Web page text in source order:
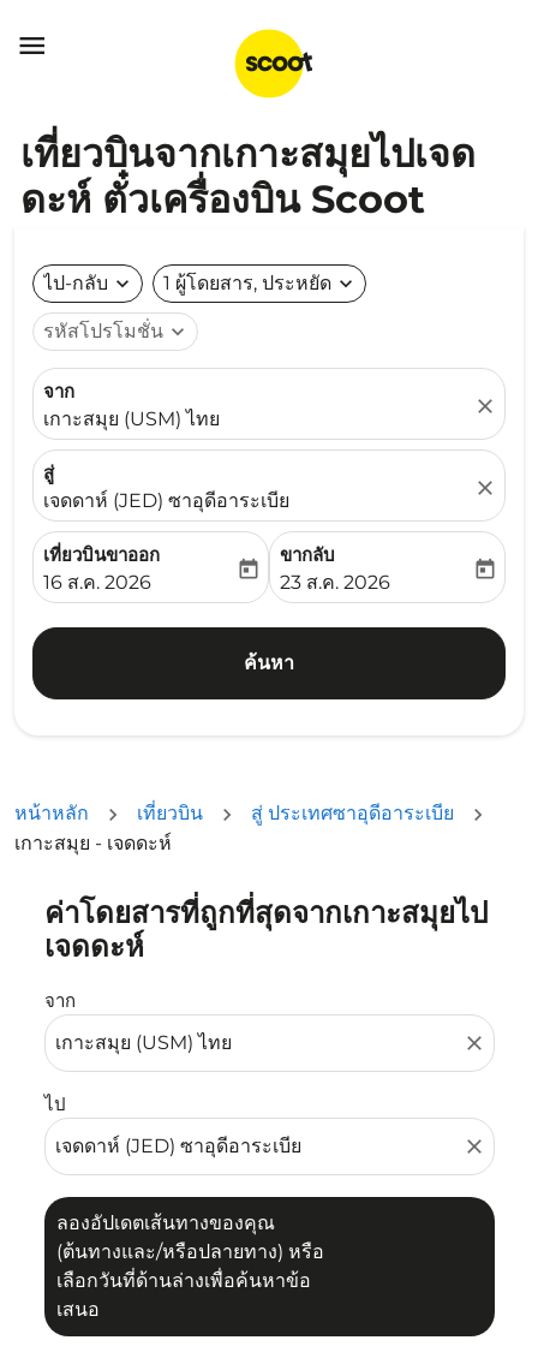

เที่ยวบินจากเกาะสมุยไปเจด
ดะห์ ตั๋วเครื่องบิน Scoot
ไป-กลับ expand_more 1 ผู้โดยสาร, ประหยัด expand_more
รหัสโปรโมชั่น expand_more
จาก
เกาะสมุย (USM) ไทย
close
สู่
เจดดาห์ (JED) ซาอุดีอาระเบีย
close
เที่ยวบินขาออก
fc-booking-departure-date-aria-label
16 ส.ค. 2026
today
ขากลับ
fc-booking-return-date-
23 ส.ค. 2026
today
ค้นหา
หน้าหลัก เที่ยวบิน
สู่ ประเทศซาอุดีอาระเบีย
เกาะสมุย - เจดดะห์
ค่าโดยสารที่ถูกที่สุดจากเกาะสมุยไป
เจดดะห์
จาก
close
ไป
close
ลองอัปเดตเส้นทางของคุณ
(ต้นทางและ/หรือปลายทาง) หรือ
เลือกวันที่ด้านล่างเพื่อค้นหาข้อ
เสนอ
ลองอัปเดตเส้นทางของคุณ (ต้นทางและ/หรือปลายทาง) หรื